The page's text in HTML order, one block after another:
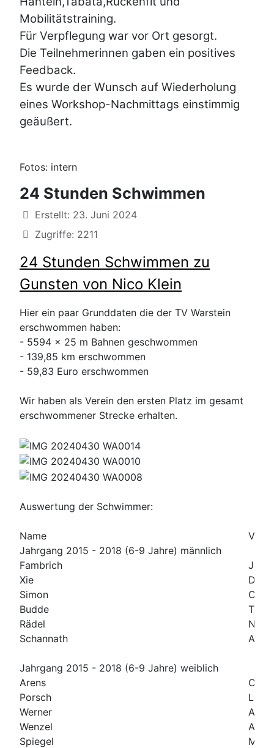
Mobilitätstraining.
Für Verpflegung war vor Ort gesorgt.
Die Teilnehmerinnen gaben ein positives
Feedback.
Es wurde der Wunsch auf Wiederholung
eines Workshop-Nachmittags einstimmig
geäußert.
Fotos: intern
24 Stunden Schwimmen
Details
Erstellt: 23. Juni 2024
Zugriffe: 2211
24 Stunden Schwimmen zu
Gunsten von Nico Klein
Hier ein paar Grunddaten die der TV Warstein
erschwommen haben:
- 5594 x 25 m Bahnen geschwommen
- 139,85 km erschwommen
- 59,83 Euro erschwommen
Wir haben als Verein den ersten Platz im gesamt
erschwommener Strecke erhalten.
Auswertung der Schwimmer:
Name
Jahrgang 2015 - 2018 (6-9 Jahre) männlich
Fambrich
Xie
Simon
Budde
Theo
Rädel
Nikan
Schannath
Jahrgang 2015 - 2018 (6-9 Jahre) weiblich
Arens
Porsch
Lara
Werner
Anni
Wenzel
Anni
Spiegel
Maya